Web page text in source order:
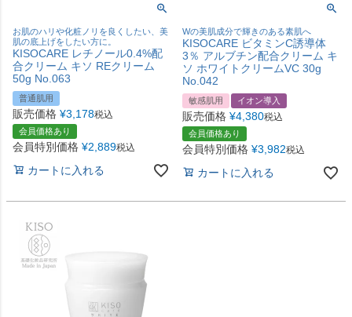
お肌のハリや化粧ノリを良くしたい、美
肌の底上げをしたい方に。
KISOCARE レチノール0.4%配
合クリーム キソ REクリーム
50g No.063
普通肌用
販売価格 ¥3,178税込
会員価格あり
会員特別価格 ¥2,889税込
カートに入れる
Wの美肌成分で輝きのある素肌へ
KISOCARE ビタミンC誘導体
3％ アルブチン配合クリーム キ
ソ ホワイトクリームVC 30g
No.042
敏感肌用 イオン導入
販売価格 ¥4,380税込
会員価格あり
会員特別価格 ¥3,982税込
カートに入れる